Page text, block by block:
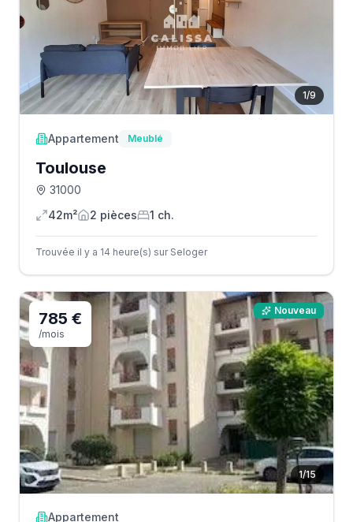
1/9
Appartement Meublé
Toulouse
31000
42m²
2 pièces 1 ch.
Trouvée il y a 14 heure(s) sur Seloger
1/15
785 €
/mois
Nouveau
Appartement